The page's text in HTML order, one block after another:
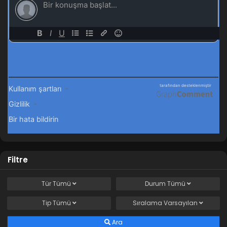
Filtre
TürTümü Durum Tümü
TipTümü Sıralama Varsayılan
Ara